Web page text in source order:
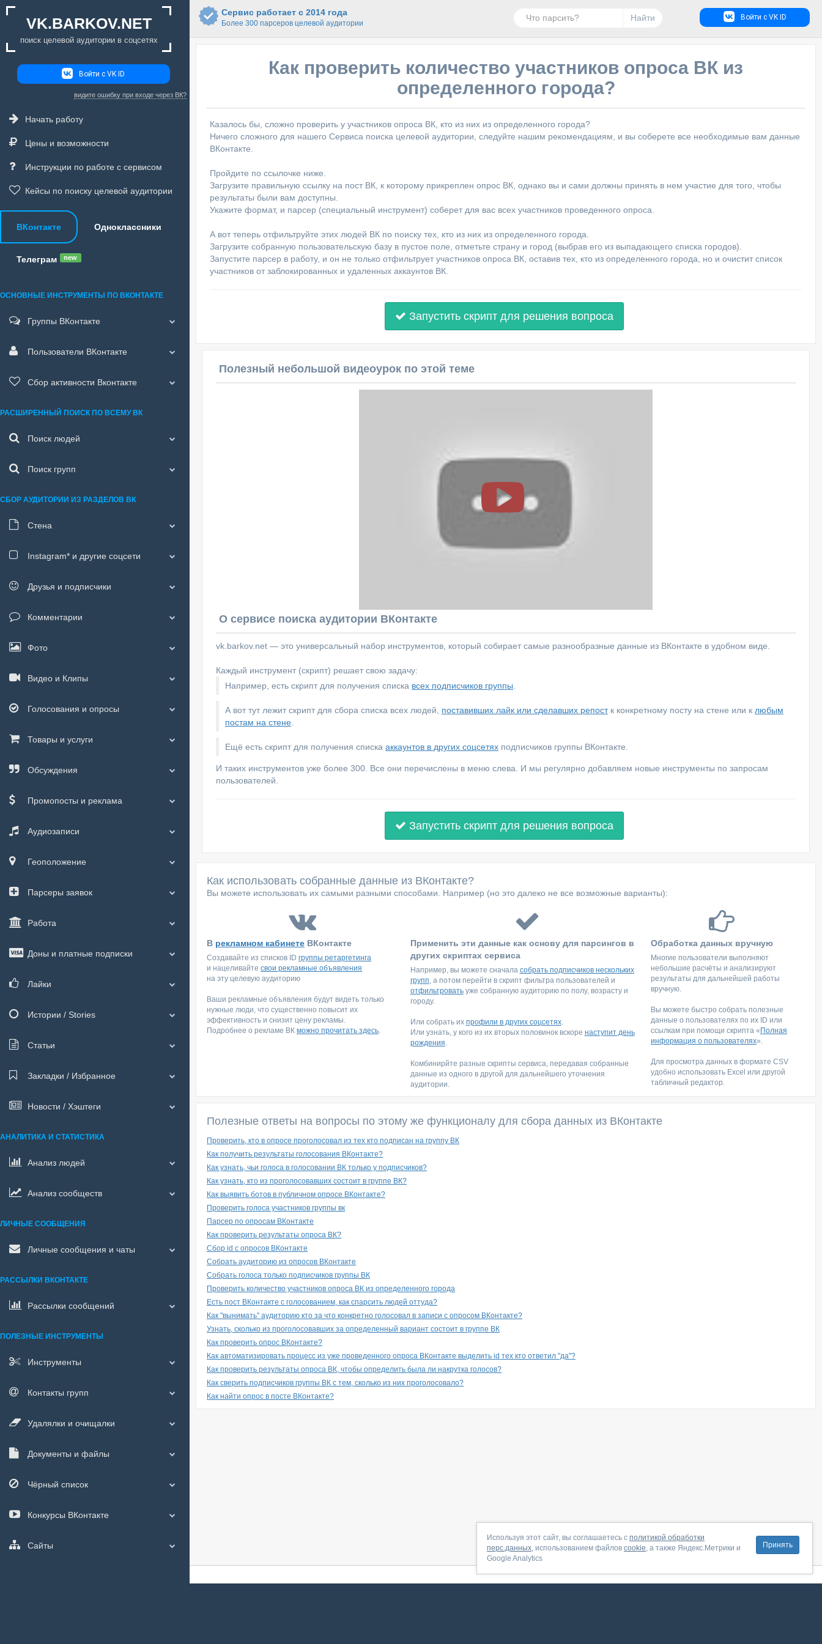
Сервис работает с 2014 года
Более 300 парсеров целевой аудитории
Войти с VK ID
Найти
Как проверить количество участников опроса ВК из
определенного города?
Казалось бы, сложно проверить у участников опроса ВК, кто из них из определенного города?
Ничего сложного для нашего Сервиса поиска целевой аудитории, следуйте нашим рекомендациям, и вы соберете все необходимые вам данные
ВКонтакте.
Пройдите по ссылочке ниже.
Загрузите правильную ссылку на пост ВК, к которому прикреплен опрос ВК, однако вы и сами должны принять в нем участие для того, чтобы
результаты были вам доступны.
Укажите формат, и парсер (специальный инструмент) соберет для вас всех участников проведенного опроса.
А вот теперь отфильтруйте этих людей ВК по поиску тех, кто из них из определенного города.
Загрузите собранную пользовательскую базу в пустое поле, отметьте страну и город (выбрав его из выпадающего списка городов).
Запустите парсер в работу, и он не только отфильтрует участников опроса ВК, оставив тех, кто из определенного города, но и очистит список
участников от заблокированных и удаленных аккаунтов ВК.
Запустить скрипт для решения вопроса
Полезный небольшой видеоурок по этой теме
О сервисе поиска аудитории ВКонтакте
vk.barkov.net — это универсальный набор инструментов, который собирает самые разнообразные данные из ВКонтакте в удобном виде.
Каждый инструмент (скрипт) решает свою задачу:
Например, есть скрипт для получения списка всех подписчиков группы
А вот тут лежит скрипт для сбора списка всех людей, поставивших лайк или сделавших репостк конкретному посту на стене или к любым
постам на стене
Ещё есть скрипт для получения списка аккаунтов в других соцсетях подписчиков группы ВКонтакте.
И таких инструментов уже более 300. Все они перечислены в меню слева. И мы регулярно добавляем новые инструменты по запросам
пользователей.
Запустить скрипт для решения вопроса
Как использовать собранные данные из ВКонтакте?
Вы можете использовать их самыми разными способами. Например (но это далеко не все возможные варианты):
В рекламном кабинете ВКонтакте
Создавайте из списков ID группы ретаргетинга
и нацеливайте свои рекламные объявления
на эту целевую аудиторию
Ваши рекламные объявления будут видеть только
нужные люди, что существенно повысит их
эффективность и снизит цену рекламы.
Подробнее о рекламе ВК можно прочитать здесь.
Применить эти данные как основу для парсингов в
других скриптах сервиса
Например, вы можете сначала собрать подписчиков нескольких
групп, а потом перейти в скрипт фильтра пользователей и
отфильтроватьуже собранную аудиторию по полу, возрасту и
городу.
Или собрать их профили в других соцсетях.
Или узнать, у кого из их вторых половинок вскоре наступит день
рождения.
Комбинирйте разные скрипты сервиса, передавая собранные
данные из одного в другой для дальнейшего уточнения
аудитории.
Обработка данных вручную
Многие пользователи выполняют
небольшие расчёты и анализируют
результаты для дальнейшей работы
вручную.
Вы можете быстро собрать полезные
данные о пользователях по их ID или
ссылкам при помощи скрипта « Полная
информация о пользователях».
Для просмотра данных в формате CSV
удобно использовать Excel или другой
табличный редактор.
Полезные ответы на вопросы по этому же функционалу для сбора данных из ВКонтакте
Проверить, кто в опросе проголосовал из тех кто подписан на группу ВК
Как получить результаты голосования ВКонтакте?
Как узнать, чьи голоса в голосовании ВК только у подписчиков?
Как узнать, кто из проголосовавших состоит в группе ВК?
Как выявить ботов в публичном опросе ВКонтакте?
Проверить голоса участников группы вк
Парсер по опросам ВКонтакте
Как проверить результаты опроса ВК?
Сбор id с опросов ВКонтакте
Собрать аудиторию из опросов ВКонтакте
Собрать голоса только подписчиков группы ВК
Проверить количество участников опроса ВК из определенного города
Есть пост ВКонтакте с голосованием, как спарсить людей оттуда?
Как "вынимать" аудиторию кто за что конкретно голосовал в записи с опросом ВКонтакте?
Узнать, сколько из проголосовавших за определенный вариант состоит в группе ВК
Как проверить опрос ВКонтакте?
Как автоматизировать процесс из уже проведенного опроса ВКонтакте выделить id тех кто ответил "да"?
Как проверить результаты опроса ВК, чтобы определить была ли накрутка голосов?
Как сверить подписчиков группы ВК с тем, сколько из них проголосовало?
Как найти опрос в посте ВКонтакте?
VK.BARKOV.NET
поиск целевой аудитории в соцсетях
Войти с VK ID
видите ошибку при входе через ВК?
Начать работу
Цены и возможности
Инструкции по работе с сервисом
Кейсы по поиску целевой аудитории
ВКонтакте Одноклассники
Телеграм new
ОСНОВНЫЕ ИНСТРУМЕНТЫ ПО ВКОНТАКТЕ
Группы ВКонтакте
Пользователи ВКонтакте
Сбор активности Вконтакте
РАСШИРЕННЫЙ ПОИСК ПО ВСЕМУ ВК
Поиск людей
Поиск групп
СБОР АУДИТОРИИ ИЗ РАЗДЕЛОВ ВК
Стена
Instagram* и другие соцсети
Друзья и подписчики
Комментарии
Фото
Видео и Клипы
Голосования и опросы
Товары и услуги
Обсуждения
Промопосты и реклама
Аудиозаписи
Геоположение
Парсеры заявок
Работа
Доны и платные подписки
Лайки
Истории / Stories
Статьи
Закладки / Избранное
Новости / Хэштеги
АНАЛИТИКА И СТАТИСТИКА
Анализ людей
Анализ сообществ
ЛИЧНЫЕ СООБЩЕНИЯ
Личные сообщения и чаты
РАССЫЛКИ ВКОНТАКТЕ
Рассылки сообщений
ПОЛЕЗНЫЕ ИНСТРУМЕНТЫ
Инструменты
Контакты групп
Удалялки и очищалки
Документы и файлы
Чёрный список
Конкурсы ВКонтакте
Сайты Принять
Используя этот сайт, вы соглашаетесь с политикой обработки
перс.данных, использованием файлов cookie, а также Яндекс.Метрики и
Google Analytics